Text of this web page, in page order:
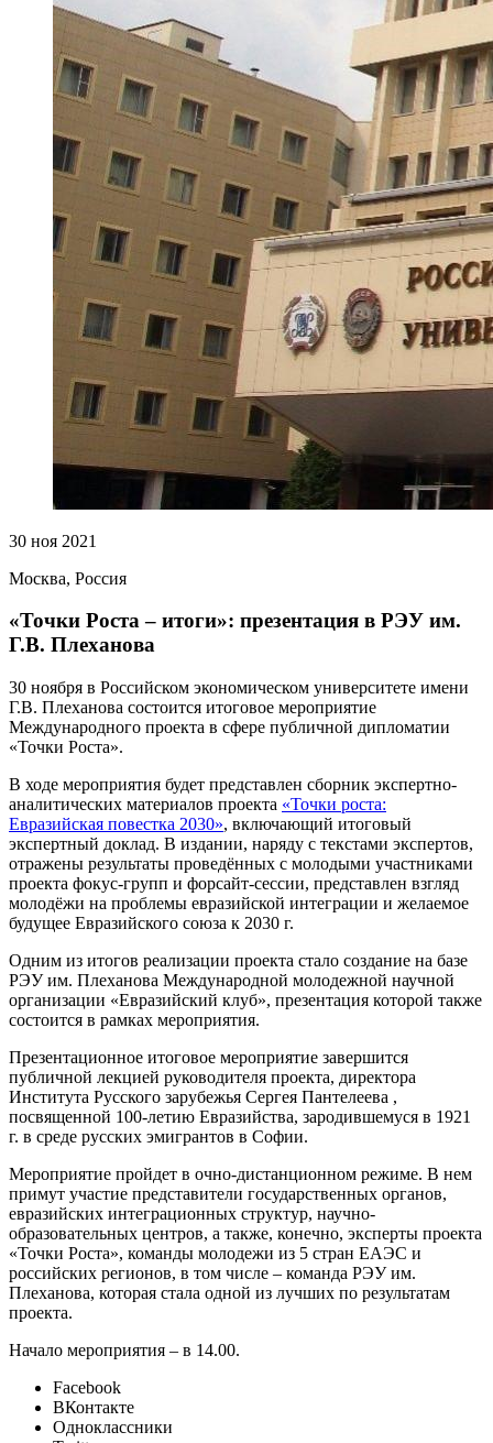
30 ноя 2021
Москва, Россия
«Точки Роста – итоги»: презентация в РЭУ им.
Г.В. Плеханова
30 ноября в Российском экономическом университете имени
Г.В. Плеханова состоится итоговое мероприятие
Международного проекта в сфере публичной дипломатии
«Точки Роста».
В ходе мероприятия будет представлен сборник экспертно-
аналитических материалов проекта «Точки роста:
Евразийская повестка 2030», включающий итоговый
экспертный доклад. В издании, наряду с текстами экспертов,
отражены результаты проведённых с молодыми участниками
проекта фокус-групп и форсайт-сессии, представлен взгляд
молодёжи на проблемы евразийской интеграции и желаемое
будущее Евразийского союза к 2030 г.
Одним из итогов реализации проекта стало создание на базе
РЭУ им. Плеханова Международной молодежной научной
организации «Евразийский клуб», презентация которой также
состоится в рамках мероприятия.
Презентационное итоговое мероприятие завершится
публичной лекцией руководителя проекта, директора
Института Русского зарубежья Сергея Пантелеева ,
посвященной 100-летию Евразийства, зародившемуся в 1921
г. в среде русских эмигрантов в Софии.
Мероприятие пройдет в очно-дистанционном режиме. В нем
примут участие представители государственных органов,
евразийских интеграционных структур, научно-
образовательных центров, а также, конечно, эксперты проекта
«Точки Роста», команды молодежи из 5 стран ЕАЭС и
российских регионов, в том числе – команда РЭУ им.
Плеханова, которая стала одной из лучших по результатам
проекта.
Начало мероприятия – в 14.00.
Facebook
ВКонтакте
Одноклассники